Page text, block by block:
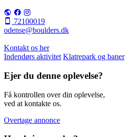
72100019
odense@boulders.dk
Kontakt os her
Indendørs aktivitet Klatrepark og baner
Ejer du denne oplevelse?
Få kontrollen over din oplevelse,
ved at kontakte os.
Overtage annonce